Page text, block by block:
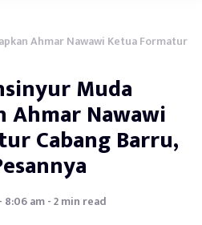
Ahmar Nawawi Ketua Formatur
Muda
Ahmar Nawawi
Cabang Barru,
8:06 am - 2 min read